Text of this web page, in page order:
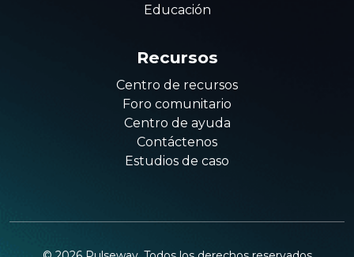
Educación
Recursos
Centro de recursos
Foro comunitario
Centro de ayuda
Contáctenos
Estudios de caso